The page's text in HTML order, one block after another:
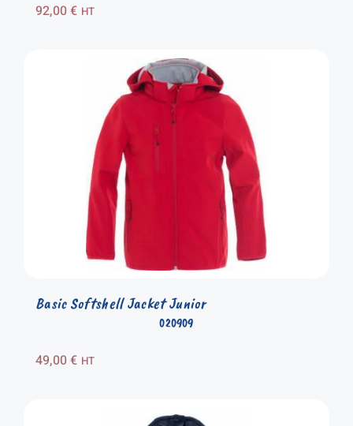
92,00€ HT
020909
Basic Softshell Jacket Junior
49,00€ HT